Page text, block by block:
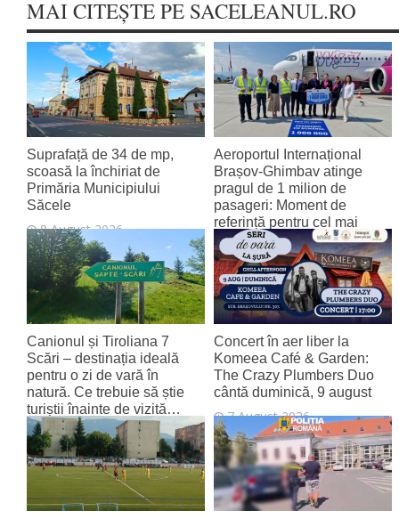
MAI CITEȘTE PE SACELEANUL.RO
Suprafață de 34 de mp,
scoasă la închiriat de
Primăria Municipiului
Săcele
8 August 2026
Aeroportul Internațional
Brașov‑Ghimbav atinge
pragul de 1 milion de
pasageri: Moment de
referință pentru cel mai
tânăr aeroport al țării
8 August 2026
Canionul și Tiroliana 7
Scări – destinația ideală
pentru o zi de vară în
natură. Ce trebuie să știe
turiștii înainte de vizită…
7 August 2026
Concert în aer liber la
Komeea Café & Garden:
The Crazy Plumbers Duo
cântă duminică, 9 august
7 August 2026